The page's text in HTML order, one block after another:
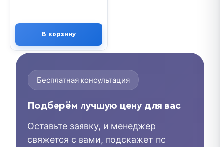
В корзину
Бесплатная консультация
Подберём лучшую цену для вас
Оставьте заявку, и менеджер
свяжется с вами, подскажет по